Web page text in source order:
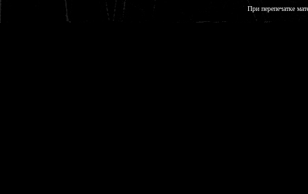
При перепечатке